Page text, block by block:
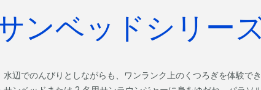
ンベッドシリー
辺でのんびりとしながらも、ワンランク上のくつろぎを体験で